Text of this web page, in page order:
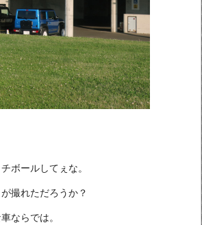
ボールしてぇな。
撮れただろうか？
ならでは。